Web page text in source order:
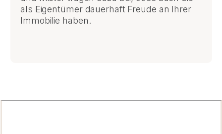
als Eigentümer dauerhaft Freude an Ihrer
Immobilie haben.